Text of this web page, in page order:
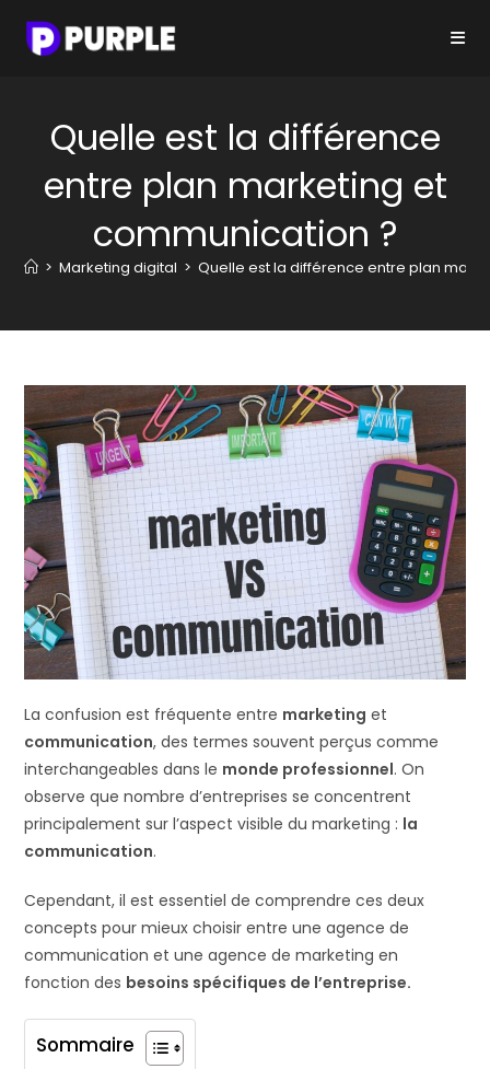
Quelle est la différence
entre plan marketing et
communication ?
> Marketing digital > Quelle est la différence entre plan
La confusion est fréquente entre marketing et
communication, des termes souvent perçus comme
interchangeables dans le monde professionnel. On
observe que nombre d’entreprises se concentrent
principalement sur l’aspect visible du marketing : la
communication.
Cependant, il est essentiel de comprendre ces deux
concepts pour mieux choisir entre une agence de
communication et une agence de marketing en
fonction des besoins spécifiques de l’entreprise.
Sommaire